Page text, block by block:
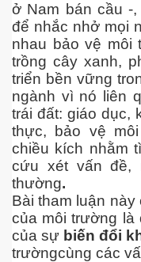
ở Nam bán cầu -
để nhắc nhở mọi
nhau bảo vệ môi
trồng cây xanh,
triển bền vững
ngành vì nó liên
trái đất: giáo dục,
thực, bảo vệ
chiều kích nhằm
cứu xét vấn đề,
thường.
Bài tham luận
của môi trường là
của sự biến đổi
trườngcùng các